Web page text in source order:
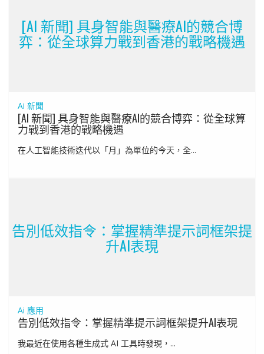
[AI 新聞] 具身智能與醫療AI的競合博
弈：從全球算力戰到香港的戰略機遇
Ai 新聞
[AI 新聞] 具身智能與醫療AI的競合博弈：從全球算
力戰到香港的戰略機遇
在人工智能技術迭代以「月」為單位的今天，全...
告別低效指令：掌握精準提示詞框架提
升AI表現
Ai 應用
告別低效指令：掌握精準提示詞框架提升AI表現
我最近在使用各種生成式 AI 工具時發現，...